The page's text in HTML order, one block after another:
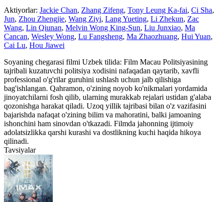
Aktiyorlar: Jackie Chan, Zhang Zifeng, Tony Leung Ka-fai, Ci Sha,
Jun, Zhou Zhengjie, Wang Ziyi, Lang Yueting, Li Zhekun, Zac
Wang, Lin Qiunan, Melvin Wong King-Sun, Liu Junxiao, Ma
Cancan, Wesley Wong, Lu Fangsheng, Ma Zhaozhuang, Hui Yuan,
Cai Lu, Hou Jiawei
Soyaning chegarasi filmi Uzbek tilida: Film Macau Politsiyasining
tajribali kuzatuvchi politsiya xodisini nafaqadan qaytarib, xavfli
professional o'g'rilar guruhini ushlash uchun jalb qilishiga
bag'ishlangan. Qahramon, o'zining noyob ko'nikmalari yordamida
jinoyatchilarni fosh qilib, ularning murakkab rejalari ustidan g'alaba
qozonishga harakat qiladi. Uzoq yillik tajribasi bilan o'z vazifasini
bajarishda nafaqat o'zining bilim va mahoratini, balki jamoaning
ishonchini ham sinovdan o'tkazadi. Filmda jahonning ijtimoiy
adolatsizlikka qarshi kurashi va dostlikning kuchi haqida hikoya
qilinadi.
Tavsiyalar